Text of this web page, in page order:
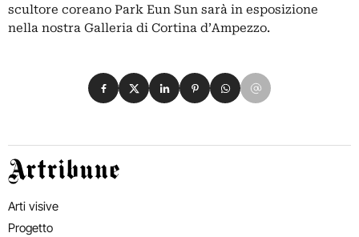
scultore coreano Park Eun Sun sarà in esposizione
nella nostra Galleria di Cortina d’Ampezzo.
Condividi su Facebook
Condividi su X
Condividi su LinkedIn
Condividi su Pinterest
Condividi su WhatsApp
Condividi su Email
Artribune
Arti visive
Progetto